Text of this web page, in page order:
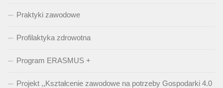
Praktyki zawodowe
Profilaktyka zdrowotna
Program ERASMUS +
Projekt ,,Kształcenie zawodowe na potrzeby Gospodarki 4.0